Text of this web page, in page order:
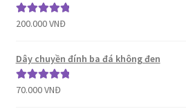
Được xếp
sao
200.000VNĐ
Dây chuyền đính ba đá không đen
Được xếp
70.000VNĐ